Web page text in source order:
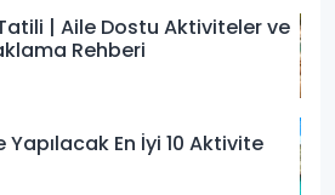
| Aile Dostu Aktiviteler ve
Rehberi
Yapılacak En İyi 10 Aktivite